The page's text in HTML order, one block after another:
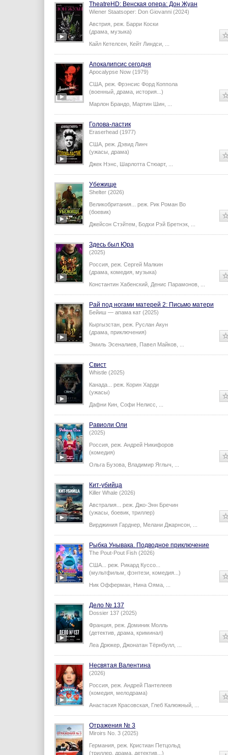
TheatreHD: Венская опера: Дон Жуан
Wiener Staatsoper: Don Giovanni (2024)
Австрия, реж. Барри Коски
(драма, музыка)
Кайл Кетелсен Кейт Линдси
Апокалипсис сегодня
Apocalypse Now (1979)
США, реж. Фрэнсис Форд Коппола
(военный, драма, история...)
Марлон Брандо Мартин Шин
Голова-ластик
Eraserhead (1977)
США, реж. Дэвид Линч
(ужасы, драма)
Джек Нэнс
Шарлотта Стюарт,
Убежище
Shelter (2026)
Великобритания... реж. Рик Роман Во
(боевик)
Джейсон Стэйтем
Бодхи Рэй Бретнэк
Здесь был Юра
(2025)
Россия, реж. Сергей Малкин
(драма, комедия, музыка)
Константин Хабенский Денис Парамонов
Рай под ногами матерей 2: Письмо матери
Бейиш — апама кат (2025)
Кыргызстан, реж. Руслан Акун
(драма, приключения)
Эмиль Эсеналиев Павел Майков
Свист
Whistle (2025)
Канада... реж. Корин Харди
(ужасы)
Дафни Кин Софи Нелисс
Равиоли Оли
(2025)
Россия, реж. Андрей Никифоров
(комедия)
Ольга Бузова Владимир Яглыч
Кит-убийца
Killer Whale (2026)
Австралия... реж. Джо-Энн Бречин
(ужасы, боевик, триллер)
Вирджиния Гарднер Мелани Джарнсон
Рыбка Унывака. Подводное приключение
The Pout-Pout Fish (2026)
США... реж. Рикард Куссо
(мультфильм, фэнтези, комедия...)
Ник Офферман Нина Ояма
Дело № 137
Dossier 137 (2025)
Франция, реж. Доминик Молль
(детектив, драма, криминал)
Леа Дрюкер Джонатан Тёрнбулл
Несвятая Валентина
(2026)
Россия, реж. Андрей Пантелеев
(комедия, мелодрама)
Анастасия Красовская
Глеб Калюжный
Отражения № 3
Miroirs No. 3 (2025)
Германия, реж. Кристиан Петцольд
(триллер, драма, детектив...)